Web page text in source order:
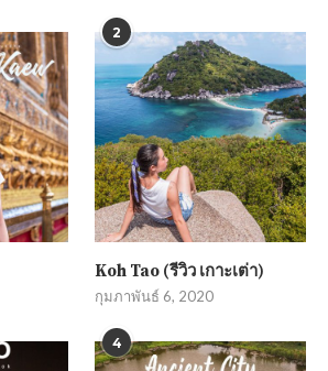
2
Koh Tao (รีวิว เกาะเต่า)
กุมภาพันธ์ 6, 2020
4